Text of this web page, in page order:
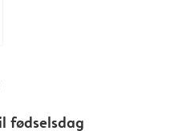
fødselsdag